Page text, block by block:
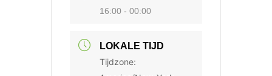
16:00 - 00:00
LOKALE TIJD
Tijdzone: